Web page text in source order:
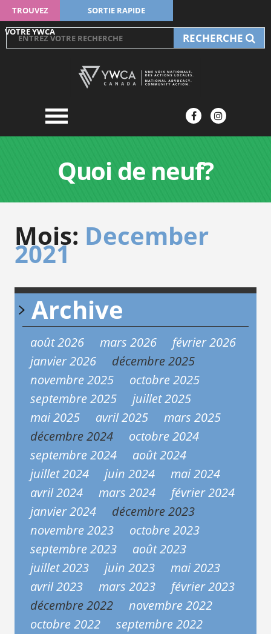
TROUVEZ
VOTRE YWCA
SORTIE RAPIDE
RECHERCHE
Quoi de neuf?
Mois: December
2021
Archive
août 2026 mars 2026
février 2026
janvier 2026
décembre 2025
novembre 2025
octobre 2025
septembre 2025
juillet 2025
mai 2025
avril 2025
mars 2025
décembre 2024
octobre 2024
septembre 2024
août 2024
juillet 2024
juin 2024
mai 2024
avril 2024
mars 2024
février 2024
janvier 2024
décembre 2023
novembre 2023
octobre 2023
septembre 2023
août 2023
juillet 2023
juin 2023
mai 2023
avril 2023
mars 2023
février 2023
décembre 2022
novembre 2022
octobre 2022
septembre 2022